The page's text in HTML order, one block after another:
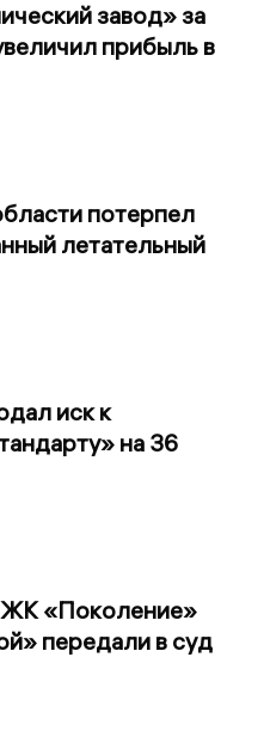
завод» за
прибыль в
потерпел
летательный
иск к
на 36
«Поколение»
передали в суд